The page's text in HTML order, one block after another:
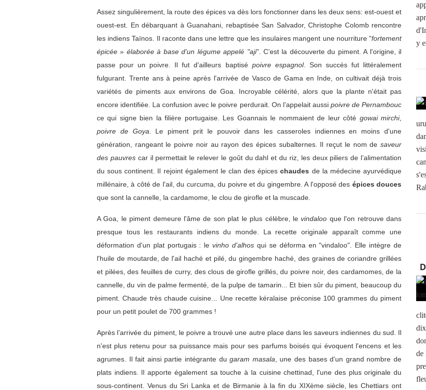
Assez singulièrement, la route des épices va dès lors fonctionner dans les deux sens: est-ouest et
ouest-est. En débarquant à Guanahani, rebaptisée San Salvador, Christophe Colomb rencontre
les indiens Taïnos. Il raconte dans une lettre que les insulaires mangent une nourriture "fortement
épicée » élaborée à base d'un légume appelé "aji". C’est la découverte du piment. A l'origine, il
passe pour un poivre. Il fut d'ailleurs baptisé poivre espagnol. Son succès fut littéralement
fulgurant. Trente ans à peine après l'arrivée de Vasco de Gama en Inde, on cultivait déjà trois
variétés de piments aux environs de Goa. Incroyable célérité, alors que la plante n'était pas
encore identifiée. La confusion avec le poivre perdurait. On l’appelait aussi poivre de Pernambouc
ce qui signe bien la filière portugaise. Les Goannais le nommaient de leur côté gowai mirchi,
poivre de Goya . Le piment prit le pouvoir dans les casseroles indiennes en moins d'une
génération, rangeant le poivre noir au rayon des épices subalternes. Il reçut le nom de saveur
des pauvrescar il permettait le relever le goût du dahl et du riz, les deux piliers de l’alimentation
du sous continent. Il rejoint également le clan des épiceschaudes de la médecine ayurvédique
millénaire, à côté de l'ail, du curcuma, du poivre et du gingembre. A l'opposé des épices douces
que sont la cannelle, la cardamome, le clou de girofle et la muscade.
A Goa, le piment demeure l'âme de son plat le plus célèbre, levindaloo que l'on retrouve dans
presque tous les restaurants indiens du monde. La recette originale apparaît comme une
déformation d'un plat portugais : levinho d'alhos qui se déforma en "vindaloo". Elle intègre de
l'huile de moutarde, de l'ail haché et pilé, du gingembre haché, des graines de coriandre grillées
et pilées, des feuilles de curry, des clous de girofle grillés, du poivre noir, des cardamomes, de la
cannelle, du vin de palme fermenté, de la pulpe de tamarin... Et bien sûr du piment, beaucoup du
piment. Chaude très chaude cuisine... Une recette kéralaise préconise 100 grammes du piment
pour un petit poulet de 700 grammes !
Après l’arrivée du piment, le poivre a trouvé une autre place dans les saveurs indiennes du sud. Il
n'est plus retenu pour sa puissance mais pour ses parfums boisés qui évoquent l'encens et les
agrumes. Il fait ainsi partie intégrante dugaram masala , une des bases d'un grand nombre de
plats indiens. Il apporte également sa touche à la cuisine chettinad, l'une des plus originale du
sous-continent. Venus du Sri Lanka et de Birmanie à la fin du XIXème siècle, les Chettiars ont
y
de